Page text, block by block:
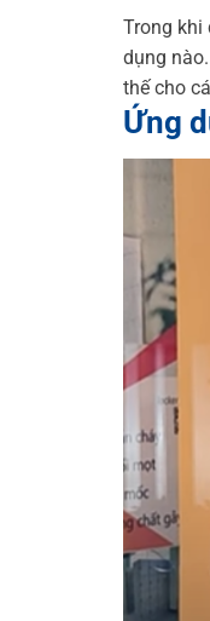
Trong khi
dụng
thế cho
Ứng